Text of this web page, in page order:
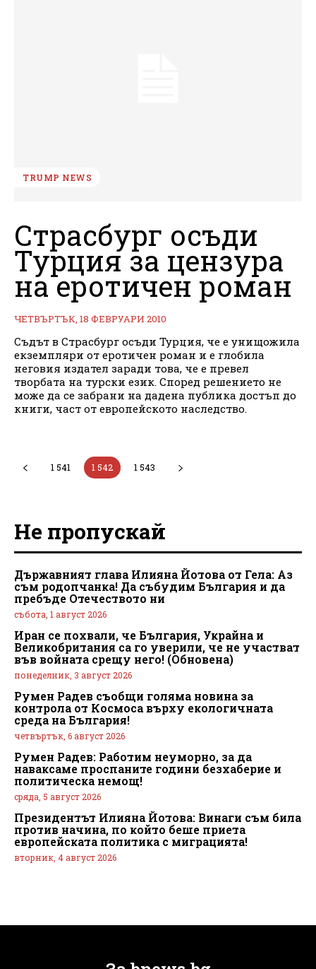
TRUMP NEWS
Страсбург осъди
Турция за цензура
на еротичен роман
ЧЕТВЪРТЪК, 18 ФЕВРУАРИ 2010
Съдът в Страсбург осъди Турция, че е унищожила
екземпляри от еротичен роман и е глобила
неговия издател заради това, че е превел
творбата на турски език. Според решението не
може да се забрани на дадена публика достъп до
книги, част от европейското наследство.
1 541 1 542 1 543
Не пропускай
Държавният глава Илияна Йотова от Гела: Аз
съм родопчанка! Да събудим България и да
пребъде Отечеството ни
събота, 1 август 2026
Иран се похвали, че България, Украйна и
Великобритания са го уверили, че не участват
във войната срещу него! (Обновена)
понеделник, 3 август 2026
Румен Радев съобщи голяма новина за
контрола от Космоса върху екологичната
среда на България!
четвъртък, 6 август 2026
Румен Радев: Работим неуморно, за да
наваксаме проспаните години безхаберие и
политическа немощ!
сряда, 5 август 2026
Президентът Илияна Йотова: Винаги съм била
против начина, по който беше приета
европейската политика с миграцията!
вторник, 4 август 2026